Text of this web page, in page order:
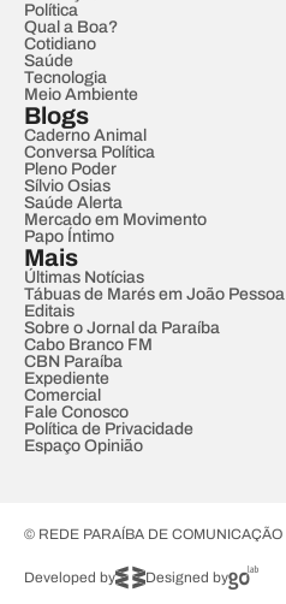
Política
Qual a Boa?
Cotidiano
Saúde
Tecnologia
Meio Ambiente
Blogs
Caderno Animal
Conversa Política
Pleno Poder
Sílvio Osias
Saúde Alerta
Mercado em Movimento
Papo Íntimo
Mais
Últimas Notícias
Tábuas de Marés em João Pessoa
Editais
Sobre o Jornal da Paraíba
Cabo Branco FM
CBN Paraíba
Expediente
Comercial
Fale Conosco
Política de Privacidade
Espaço Opinião
© REDE PARAÍBA DE COMUNICAÇÃO
Developed by Designed by